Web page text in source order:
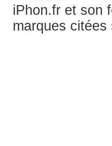
iPhon.fr et son
marques